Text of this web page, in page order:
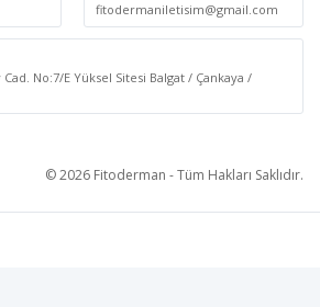
fitodermaniletisim@gmail.com
No:7/E Yüksel Sitesi Balgat / Çankaya /
© 2026 Fitoderman - Tüm Hakları Saklıdır.